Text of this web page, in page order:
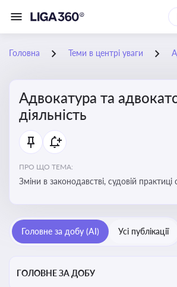
Головна Теми в центрі уваги
Адвокатура та
діяльність
ПРО ЩО ТЕМА:
Зміни в законодавстві, судовій практиці
Головне за добу (AI) Усі публікації
ГОЛОВНЕ ЗА ДОБУ